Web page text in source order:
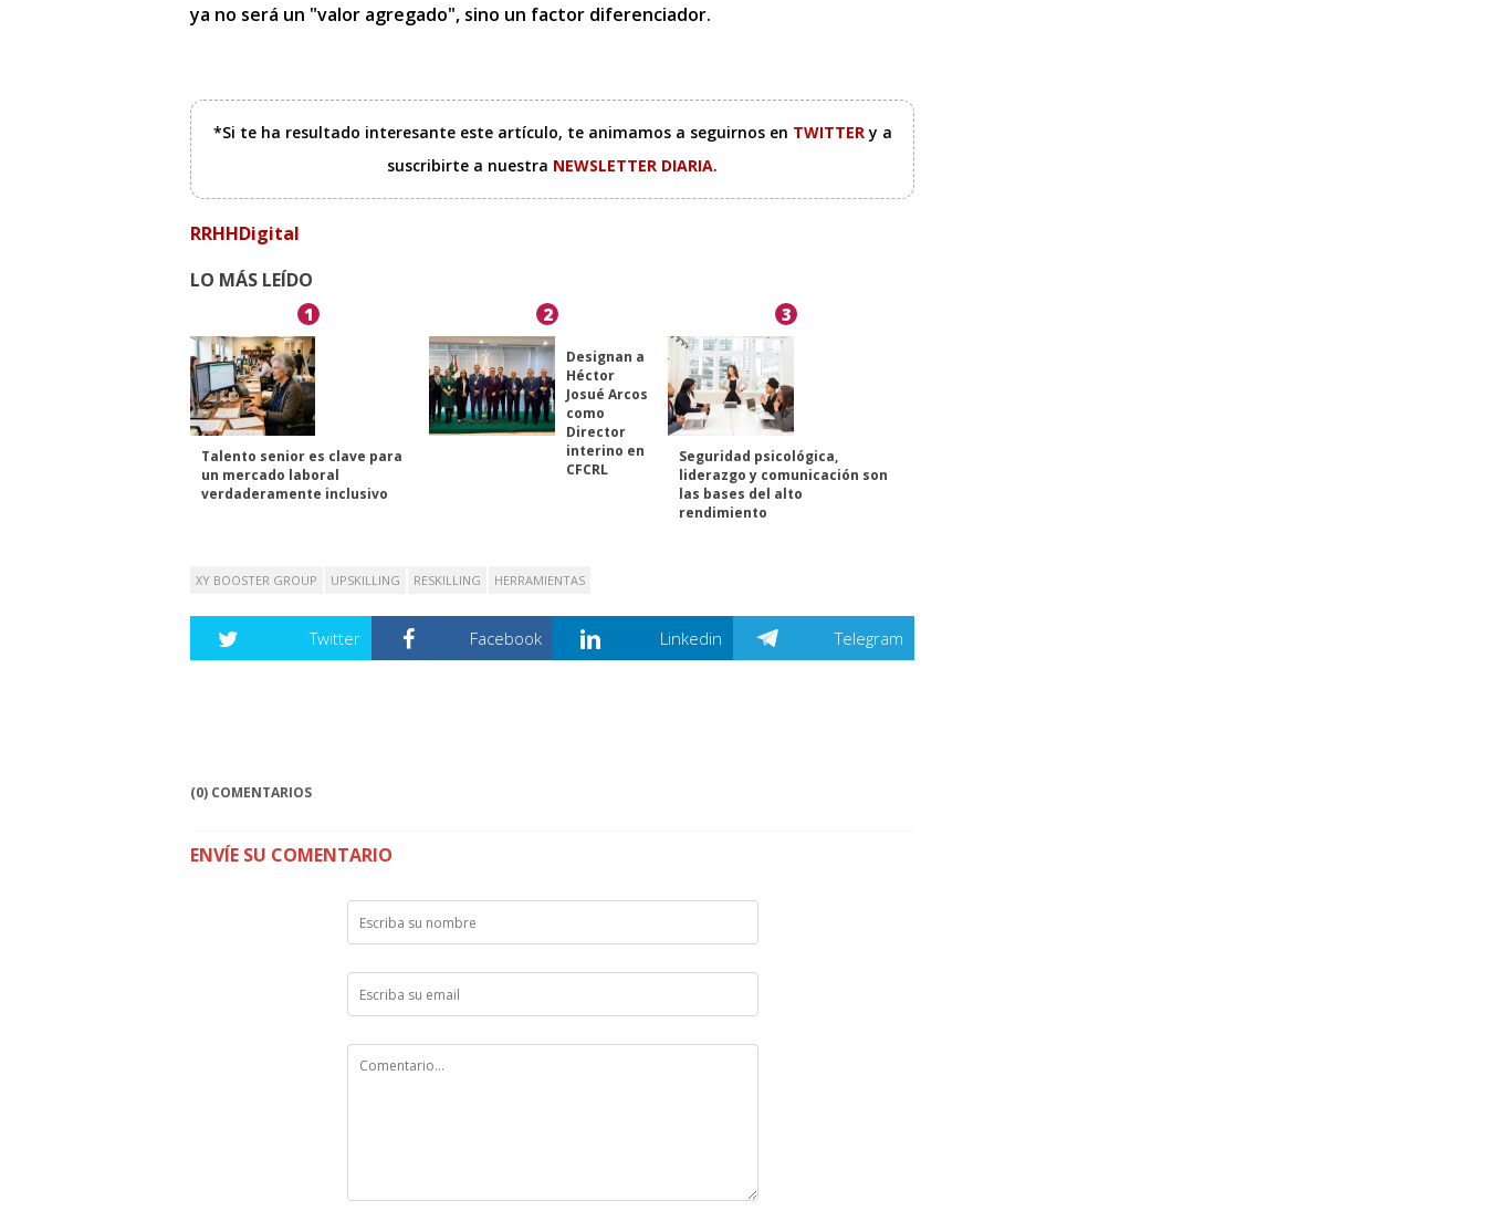
ya no será un "valor agregado", sino un factor diferenciador.
*Si te ha resultado interesante este artículo, te animamos a seguirnos en TWITTERy a
suscribirte a nuestra NEWSLETTER DIARIA.
RRHHDigital
LO MÁS LEÍDO
1
Talento senior es clave para
un mercado laboral
verdaderamente inclusivo
2
Designan a
Héctor
Josué Arcos
como
Director
interino en
CFCRL
3
Seguridad psicológica,
liderazgo y comunicación son
las bases del alto
rendimiento
XY BOOSTER GROUP UPSKILLING RESKILLING HERRAMIENTAS
Twitter Facebook Linkedin Telegram
(0) COMENTARIOS
ENVÍE SU COMENTARIO